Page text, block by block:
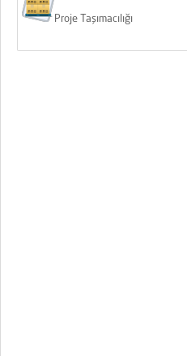
Proje Taşımacılığı